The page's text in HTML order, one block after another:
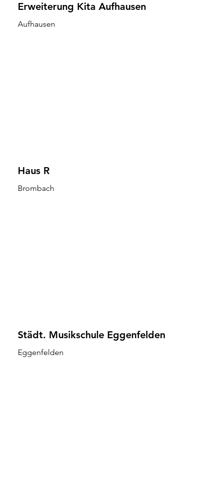
Erweiterung Kita Aufhausen
Aufhausen
Haus R
Brombach
Städt. Musikschule Eggenfelden
Eggenfelden